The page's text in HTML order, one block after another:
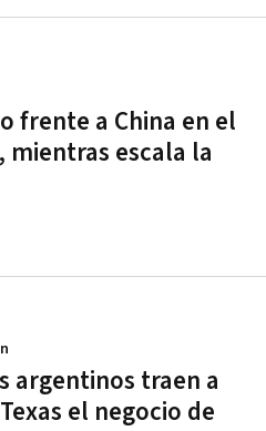
frente a China en el
escala la
argentinos traen a
el negocio de